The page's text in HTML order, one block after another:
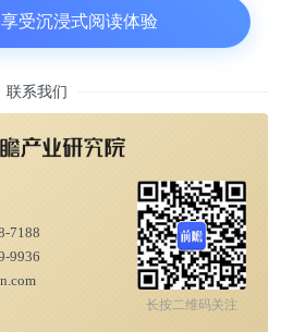
医疗从原来国际上的“好评
对191个成员国的卫生系统进
排名上，中国排在第144位；
面，中国的排名更差，位居第
巴西、缅甸、塞拉利昂稍强。
个贫富差距极大的国家，但它
经济制裁的伊拉克，也排在第
多的国家，像巴基斯坦、印
受沉浸式阅读体验
联系我们
7188
9936
长按二维码关注